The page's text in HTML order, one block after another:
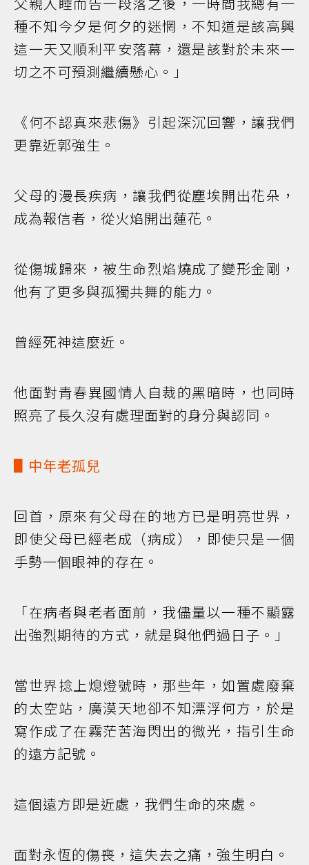
種不知今夕是何夕的迷惘，不知道是該高興
這一天又順利平安落幕，還是該對於未來一
切之不可預測繼續懸心。」
《何不認真來悲傷》引起深沉回響，讓我們
更靠近郭強生。
父母的漫長疾病，讓我們從塵埃開出花朵，
成為報信者，從火焰開出蓮花。
從傷城歸來，被生命烈焰燒成了變形金剛，
他有了更多與孤獨共舞的能力。
曾經死神這麼近。
他面對青春異國情人自裁的黑暗時，也同時
照亮了長久沒有處理面對的身分與認同。
▋中年老孤兒
回首，原來有父母在的地方已是明亮世界，
即使父母已經老成（病成），即使只是一個
手勢一個眼神的存在。
「在病者與老者面前，我儘量以一種不顯露
出強烈期待的方式，就是與他們過日子。」
當世界捻上熄燈號時，那些年，如置處廢棄
的太空站，廣漠天地卻不知漂浮何方，於是
寫作成了在霧茫苦海閃出的微光，指引生命
的遠方記號。
這個遠方即是近處，我們生命的來處。
面對永恆的傷喪，這失去之痛，強生明白。